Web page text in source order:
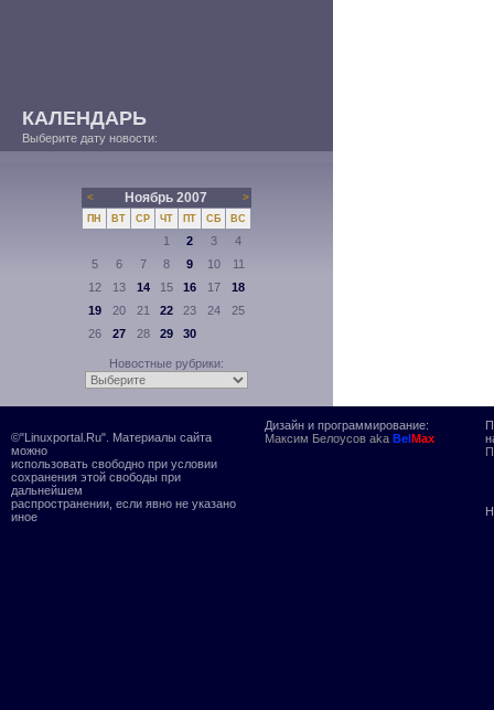
КАЛЕНДАРЬ
Выберите дату новости:
< Ноябрь 2007 >
ПН ВТ СР ЧТ ПТ СБ ВС
1 2 3
4
5
6 7 8 9 10
11
12
13 14 15 16 17
18
19
20 21 22 23 24
25
26
27 28 29 30
Новостные рубрики:
©"Linuxportal.Ru". Материалы сайта
можно
использовать свободно при условии
сохранения этой свободы при
дальнейшем
распространении, если явно не указано
иное
Дизайн и программирование:
Максим Белоусов aka BelMax